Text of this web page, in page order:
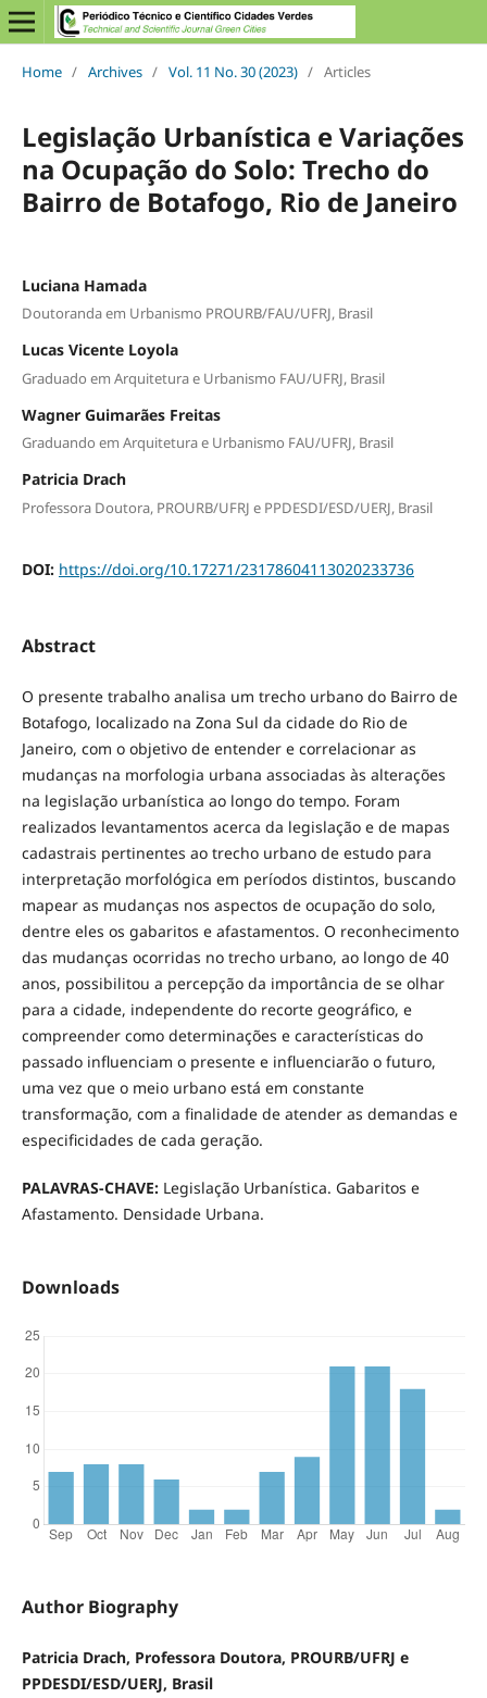
Home / Archives / Vol. 11 No. 30 (2023) / Articles
Legislação Urbanística e Variações
na Ocupação do Solo: Trecho do
Bairro de Botafogo, Rio de Janeiro
Luciana Hamada
Doutoranda em Urbanismo PROURB/FAU/UFRJ, Brasil
Lucas Vicente Loyola
Graduado em Arquitetura e Urbanismo FAU/UFRJ, Brasil
Wagner Guimarães Freitas
Graduando em Arquitetura e Urbanismo FAU/UFRJ, Brasil
Patricia Drach
Professora Doutora, PROURB/UFRJ e PPDESDI/ESD/UERJ, Brasil
DOI: https://doi.org/10.17271/23178604113020233736
Abstract
O presente trabalho analisa um trecho urbano do Bairro de
Botafogo, localizado na Zona Sul da cidade do Rio de
Janeiro, com o objetivo de entender e correlacionar as
mudanças na morfologia urbana associadas às alterações
na legislação urbanística ao longo do tempo. Foram
realizados levantamentos acerca da legislação e de mapas
cadastrais pertinentes ao trecho urbano de estudo para
interpretação morfológica em períodos distintos, buscando
mapear as mudanças nos aspectos de ocupação do solo,
dentre eles os gabaritos e afastamentos. O reconhecimento
das mudanças ocorridas no trecho urbano, ao longo de 40
anos, possibilitou a percepção da importância de se olhar
para a cidade, independente do recorte geográfico, e
compreender como determinações e características do
passado influenciam o presente e influenciarão o futuro,
uma vez que o meio urbano está em constante
transformação, com a finalidade de atender as demandas e
especificidades de cada geração.
PALAVRAS-CHAVE: Legislação Urbanística. Gabaritos e
Afastamento. Densidade Urbana.
Downloads
Author Biography
Patricia Drach, Professora Doutora, PROURB/UFRJ e
PPDESDI/ESD/UERJ, Brasil